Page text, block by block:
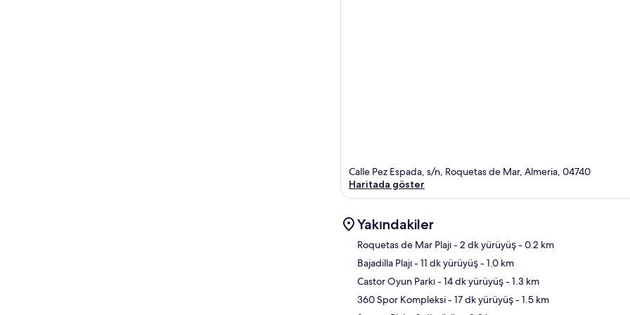
Calle Pez Espada, s/n, Roquetas de Mar, Almeria, 04740
Haritada göster
Yakındakiler
Roquetas de Mar Plajı- 2 dk yürüyüş- 0.2 km
Bajadilla Plajı- 11 dk yürüyüş- 1.0 km
Castor Oyun Parkı- 14 dk yürüyüş- 1.3 km
360 Spor Kompleksi- 17 dk yürüyüş- 1.5 km